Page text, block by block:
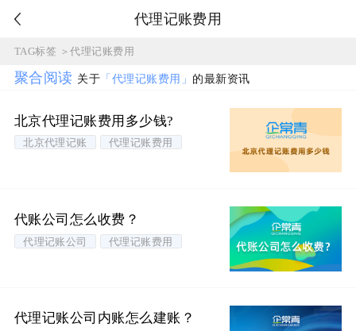
代理记账费用
TAG标签 ＞代理记账费用
聚合阅读 关于 「代理记账费用」 的最新资讯
北京代理记账费用多少钱?
北京代理记账 代理记账费用
代账公司怎么收费？
代理记账公司 代理记账费用
代理记账公司内账怎么建账？